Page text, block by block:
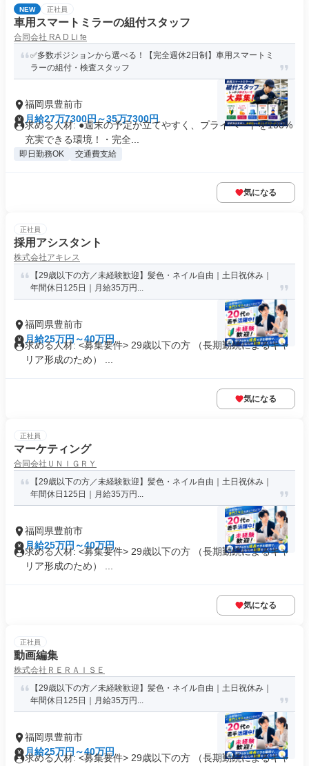
NEW 正社員
車用スマートミラーの組付スタッフ
合同会社 RA D Li fe
✅多数ポジションから選べる！【完全週休2日制】車用スマートミ
ラーの組付・検査スタッフ
福岡県豊前市
月給27万7300円～35万7300円
求める人材: ●週末の予定が立てやすく、プライベートを100%
充実できる環境！・完全...
即日勤務OK 交通費支給
気になる
正社員
採用アシスタント
株式会社アキレス
【29歳以下の方／未経験歓迎】髪色・ネイル自由｜土日祝休み｜
年間休日125日｜月給35万円...
福岡県豊前市
月給25万円～40万円
求める人材: <募集要件> 29歳以下の方 （長期勤続によるキャ
リア形成のため） ...
気になる
正社員
マーケティング
合同会社ＵＮＩＧＲＹ
【29歳以下の方／未経験歓迎】髪色・ネイル自由｜土日祝休み｜
年間休日125日｜月給35万円...
福岡県豊前市
月給25万円～40万円
求める人材: <募集要件> 29歳以下の方 （長期勤続によるキャ
リア形成のため） ...
気になる
正社員
動画編集
株式会社ＲＥＲＡＩＳＥ
【29歳以下の方／未経験歓迎】髪色・ネイル自由｜土日祝休み｜
年間休日125日｜月給35万円...
福岡県豊前市
月給25万円～40万円
求める人材: <募集要件> 29歳以下の方 （長期勤続によるキャ